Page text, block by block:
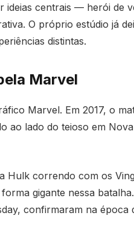
ideias centrais — herói de
O próprio estúdio já
distintas.
Marvel
Marvel. Em 2017, o
ao lado do teioso em
Hulk correndo com os
gigante nessa
confirmaram na época